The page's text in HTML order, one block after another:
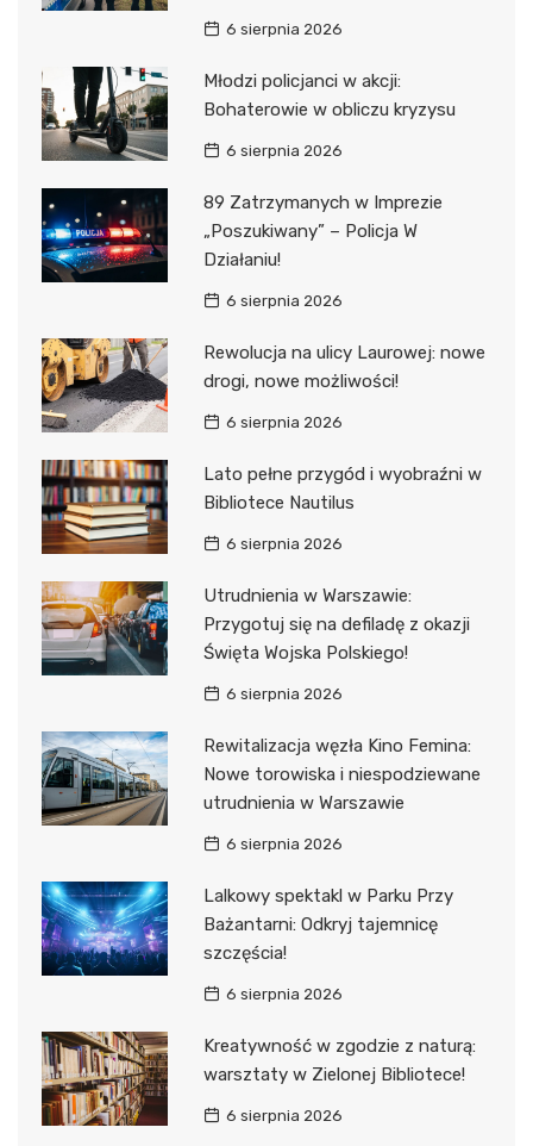
6 sierpnia 2026
Młodzi policjanci w akcji:
Bohaterowie w obliczu kryzysu
6 sierpnia 2026
89 Zatrzymanych w Imprezie
„Poszukiwany” – Policja W
Działaniu!
6 sierpnia 2026
Rewolucja na ulicy Laurowej: nowe
drogi, nowe możliwości!
6 sierpnia 2026
Lato pełne przygód i wyobraźni w
Bibliotece Nautilus
6 sierpnia 2026
Utrudnienia w Warszawie:
Przygotuj się na defiladę z okazji
Święta Wojska Polskiego!
6 sierpnia 2026
Rewitalizacja węzła Kino Femina:
Nowe torowiska i niespodziewane
utrudnienia w Warszawie
6 sierpnia 2026
Lalkowy spektakl w Parku Przy
Bażantarni: Odkryj tajemnicę
szczęścia!
6 sierpnia 2026
Kreatywność w zgodzie z naturą:
warsztaty w Zielonej Bibliotece!
6 sierpnia 2026